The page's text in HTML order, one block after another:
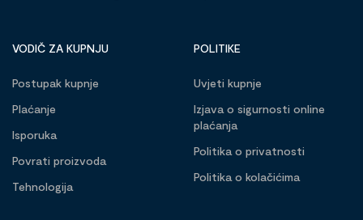
VODIČ ZA KUPNJU
Postupak kupnje
Plaćanje
Isporuka
Povrati proizvoda
Tehnologija
POLITIKE
Uvjeti kupnje
Izjava o sigurnosti online
plaćanja
Politika o privatnosti
Politika o kolačićima